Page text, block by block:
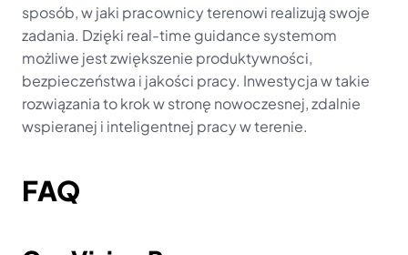
sposób, w jaki pracownicy terenowi realizują swoje
zadania. Dzięki real-time guidance systemom
możliwe jest zwiększenie produktywności,
bezpieczeństwa i jakości pracy. Inwestycja w takie
rozwiązania to krok w stronę nowoczesnej, zdalnie
wspieranej i inteligentnej pracy w terenie.
FAQ